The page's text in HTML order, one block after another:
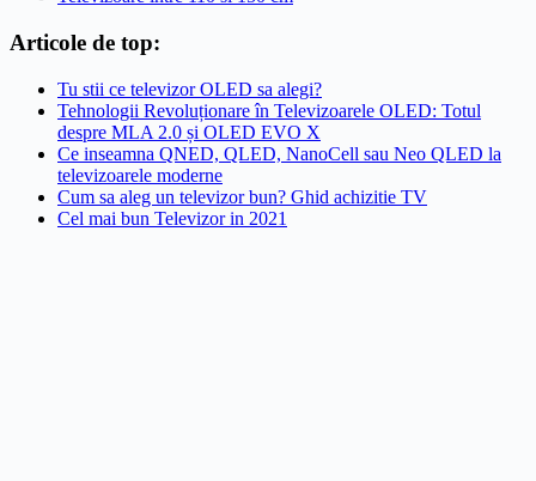
Articole de top:
Tu stii ce televizor OLED sa alegi?
Tehnologii Revoluționare în Televizoarele OLED: Totul
despre MLA 2.0 și OLED EVO X
Ce inseamna QNED, QLED, NanoCell sau Neo QLED la
televizoarele moderne
Cum sa aleg un televizor bun? Ghid achizitie TV
Cel mai bun Televizor in 2021